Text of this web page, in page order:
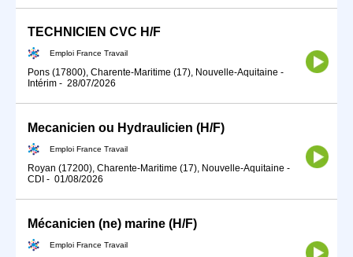
TECHNICIEN CVC H/F
Emploi France Travail
Pons (17800), Charente-Maritime (17), Nouvelle-Aquitaine -
Intérim - 28/07/2026
Mecanicien ou Hydraulicien (H/F)
Emploi France Travail
Royan (17200), Charente-Maritime (17), Nouvelle-Aquitaine -
CDI - 01/08/2026
Mécanicien (ne) marine (H/F)
Emploi France Travail